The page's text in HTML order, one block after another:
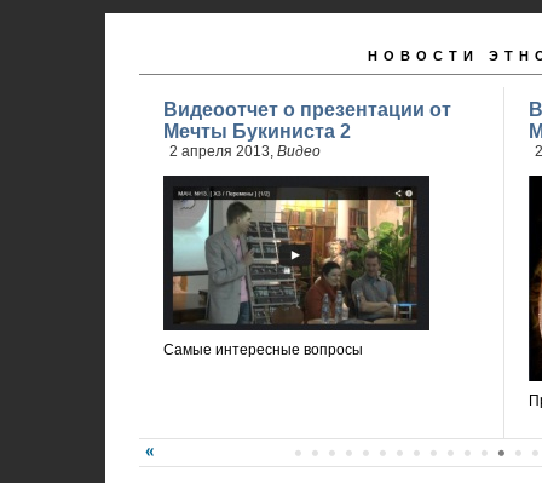
НОВОСТИ
Видеоотчет о презентации от
Мечты Букиниста 2
2 апреля 2013, Видео
Самые интересные вопросы